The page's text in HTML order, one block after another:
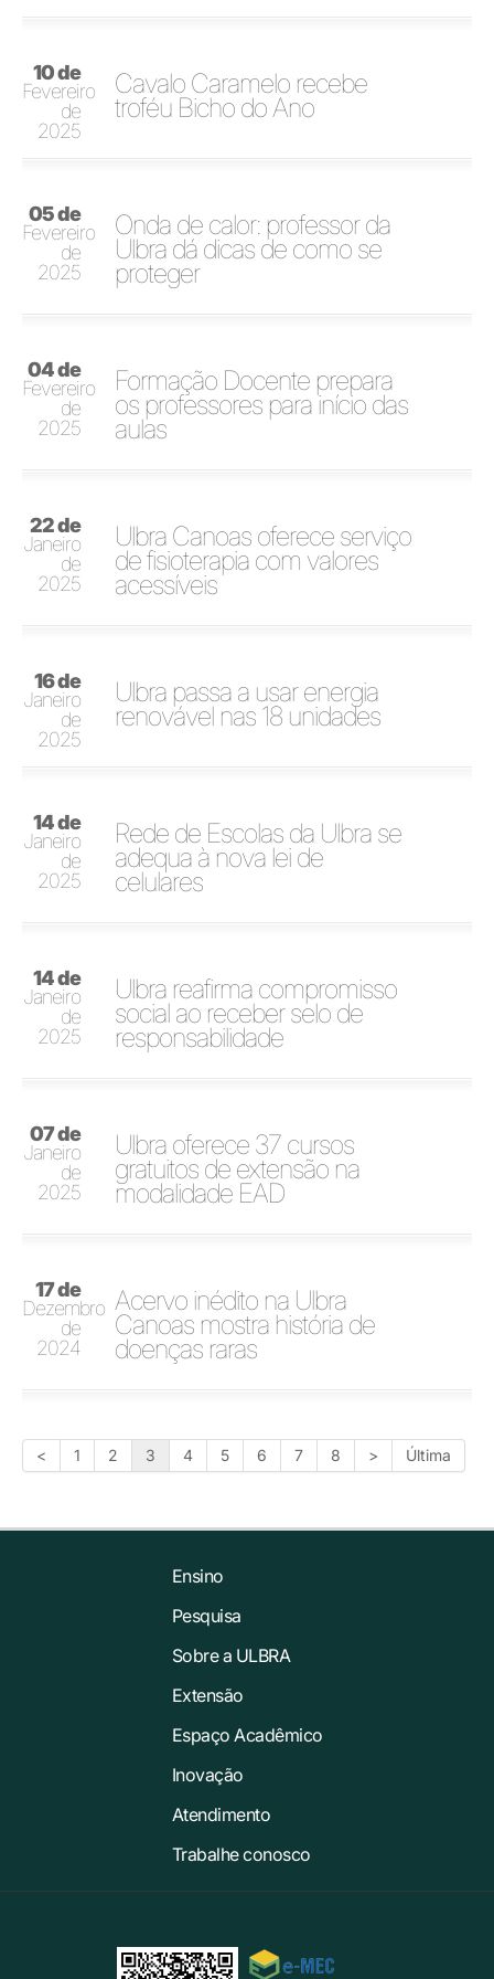
10 de
Fevereiro
de
2025
Cavalo Caramelo recebe
troféu Bicho do Ano
05 de
Fevereiro
de
2025
Onda de calor: professor da
Ulbra dá dicas de como se
proteger
04 de
Fevereiro
de
2025
Formação Docente prepara
os professores para início das
aulas
22 de
Janeiro
de
2025
Ulbra Canoas oferece serviço
de fisioterapia com valores
acessíveis
16 de
Janeiro
de
2025
Ulbra passa a usar energia
renovável nas 18 unidades
14 de
Janeiro
de
2025
Rede de Escolas da Ulbra se
adequa à nova lei de
celulares
14 de
Janeiro
de
2025
Ulbra reafirma compromisso
social ao receber selo de
responsabilidade
07 de
Janeiro
de
2025
Ulbra oferece 37 cursos
gratuitos de extensão na
modalidade EAD
17 de
Dezembro
de
2024
Acervo inédito na Ulbra
Canoas mostra história de
doenças raras
< 1 2 3 4 5 6 7 8 > Última
Ensino
Pesquisa
Sobre a ULBRA
Extensão
Espaço Acadêmico
Inovação
Atendimento
Trabalhe conosco